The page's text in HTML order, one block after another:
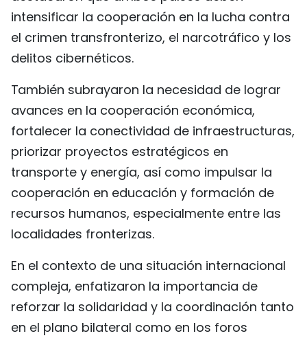
intensificar la cooperación en la lucha contra
el crimen transfronterizo, el narcotráfico y los
delitos cibernéticos.
También subrayaron la necesidad de lograr
avances en la cooperación económica,
fortalecer la conectividad de infraestructuras,
priorizar proyectos estratégicos en
transporte y energía, así como impulsar la
cooperación en educación y formación de
recursos humanos, especialmente entre las
localidades fronterizas.
En el contexto de una situación internacional
compleja, enfatizaron la importancia de
reforzar la solidaridad y la coordinación tanto
en el plano bilateral como en los foros